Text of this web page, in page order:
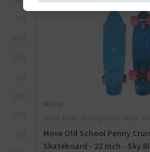
Move
Skate, Wave- en Longboard - Move -
Move Old School Penny
Skateboard - 22 Inch - Sky